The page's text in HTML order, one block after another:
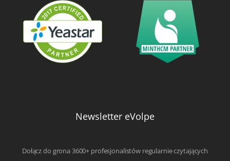
Newsletter eVolpe
Dołącz do grona 3600+ profesjonalistów regularnie czytających